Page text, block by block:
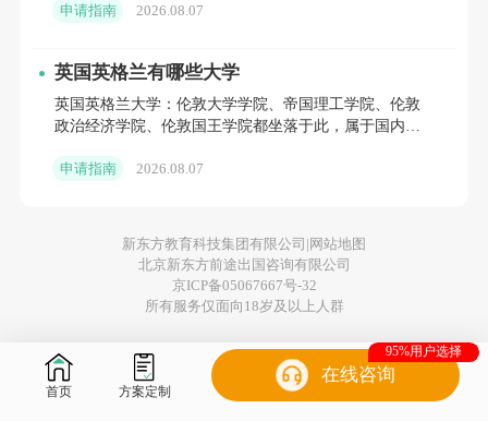
想转专业、想换方向的人非常友好。尤其在商科领域，一
出了空间。
如果你是大专背景，也不是“到此为止”。常见做法是先读
一段路径桥梁课，例如 GD / Pre Master（一般需要8个月
衔接。为专科背景的学生们准备了一个更可执行、更灵活
的“先补齐—再进入”的路线。部分院校可以接受专科背景
申请指南 2026.08.07
英国英格兰有哪些大学
英国英格兰大学：伦敦大学学院、帝国理工学院、伦敦
政治经济学院、伦敦国王学院都坐落于此，属于国内申
女王大学、伦敦大
申请指南 2026.08.07
新东方教育科技集团有限公司| 网站地图
北京新东方前途出国咨询有限公司
京ICP备05067667号-32
所有服务仅面向18岁及以上人群
首页 方案定制
在线咨询
95%用户选择